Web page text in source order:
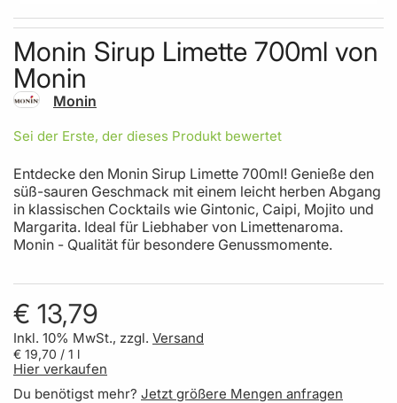
Skip to the beginning of the images gallery
Monin Sirup Limette 700ml von
Monin
Monin
Sei der Erste, der dieses Produkt bewertet
Entdecke den Monin Sirup Limette 700ml! Genieße den
süß-sauren Geschmack mit einem leicht herben Abgang
in klassischen Cocktails wie Gintonic, Caipi, Mojito und
Margarita. Ideal für Liebhaber von Limettenaroma.
Monin - Qualität für besondere Genussmomente.
€ 13,79
Inkl. 10% MwSt., zzgl. Versand
€ 19,70 / 1 l
Hier verkaufen
Du benötigst mehr? Jetzt größere Mengen anfragen